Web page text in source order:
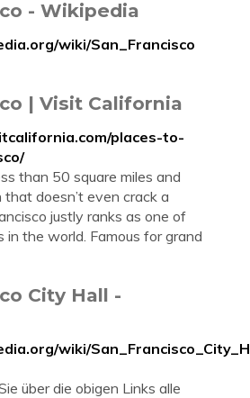
- Wikipedia
wiki/San_Francisco
| Visit California
places-to-
than 50 square miles and
doesn’t even crack a
justly ranks as one of
the world. Famous for grand
City Hall -
wiki/
über die obigen Links alle